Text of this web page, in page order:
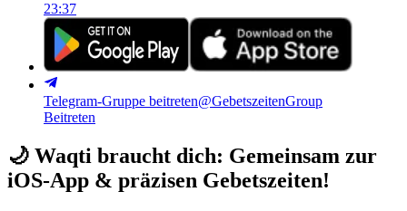
23:37
Telegram-Gruppe beitreten@GebetszeitenGroup
Beitreten
🌙 Waqti braucht dich: Gemeinsam zur
iOS-App & präzisen Gebetszeiten!